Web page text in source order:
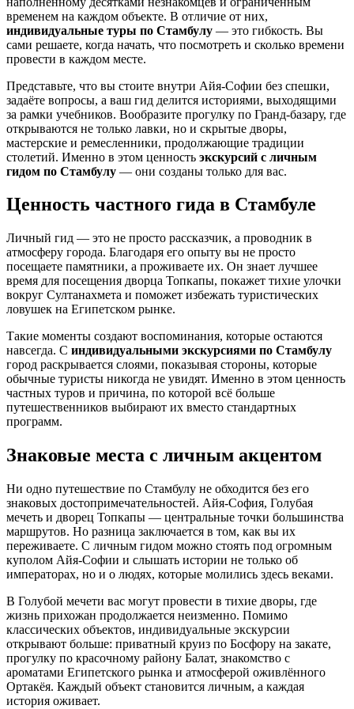
временем на каждом объекте. В отличие от них,
индивидуальные туры по Стамбулу — это гибкость. Вы
сами решаете, когда начать, что посмотреть и сколько времени
провести в каждом месте.
Представьте, что вы стоите внутри Айя‑Софии без спешки,
задаёте вопросы, а ваш гид делится историями, выходящими
за рамки учебников. Вообразите прогулку по Гранд‑базару, где
открываются не только лавки, но и скрытые дворы,
мастерские и ремесленники, продолжающие традиции
столетий. Именно в этом ценность экскурсий с личным
гидом по Стамбулу — они созданы только для вас.
Ценность частного гида в Стамбуле
Личный гид — это не просто рассказчик, а проводник в
атмосферу города. Благодаря его опыту вы не просто
посещаете памятники, а проживаете их. Он знает лучшее
время для посещения дворца Топкапы, покажет тихие улочки
вокруг Султанахмета и поможет избежать туристических
ловушек на Египетском рынке.
Такие моменты создают воспоминания, которые остаются
навсегда. С индивидуальными экскурсиями по Стамбулу
город раскрывается слоями, показывая стороны, которые
обычные туристы никогда не увидят. Именно в этом ценность
частных туров и причина, по которой всё больше
путешественников выбирают их вместо стандартных
программ.
Знаковые места с личным акцентом
Ни одно путешествие по Стамбулу не обходится без его
знаковых достопримечательностей. Айя‑София, Голубая
мечеть и дворец Топкапы — центральные точки большинства
маршрутов. Но разница заключается в том, как вы их
переживаете. С личным гидом можно стоять под огромным
куполом Айя‑Софии и слышать истории не только об
императорах, но и о людях, которые молились здесь веками.
В Голубой мечети вас могут провести в тихие дворы, где
жизнь прихожан продолжается неизменно. Помимо
классических объектов, индивидуальные экскурсии
открывают больше: приватный круиз по Босфору на закате,
прогулку по красочному району Балат, знакомство с
ароматами Египетского рынка и атмосферой оживлённого
Ортакёя. Каждый объект становится личным, а каждая
история оживает.